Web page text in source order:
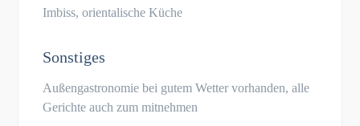
Imbiss, orientalische Küche
Sonstiges
Außengastronomie bei gutem Wetter vorhanden, alle
Gerichte auch zum mitnehmen